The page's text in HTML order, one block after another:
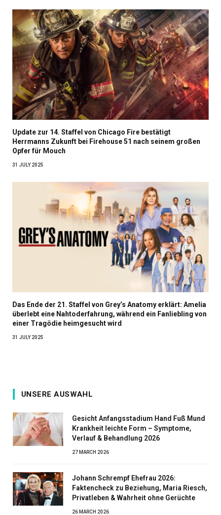
Update zur 14. Staffel von Chicago Fire bestätigt
Herrmanns Zukunft bei Firehouse 51 nach seinem großen
Opfer für Mouch
31 JULY 2025
Das Ende der 21. Staffel von Grey’s Anatomy erklärt: Amelia
überlebt eine Nahtoderfahrung, während ein Fanliebling von
einer Tragödie heimgesucht wird
31 JULY 2025
UNSERE AUSWAHL
Gesicht Anfangsstadium Hand Fuß Mund
Krankheit leichte Form – Symptome,
Verlauf & Behandlung 2026
27 MARCH 2026
Johann Schrempf Ehefrau 2026:
Faktencheck zu Beziehung, Maria Riesch,
Privatleben & Wahrheit ohne Gerüchte
26 MARCH 2026